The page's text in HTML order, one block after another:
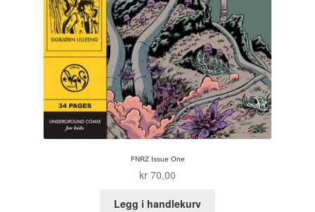
FNRZ Issue One
kr 70,00
Legg i handlekurv